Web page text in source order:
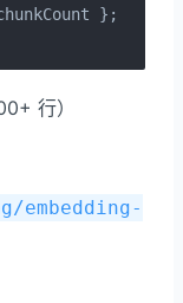
};
行）
embedding-